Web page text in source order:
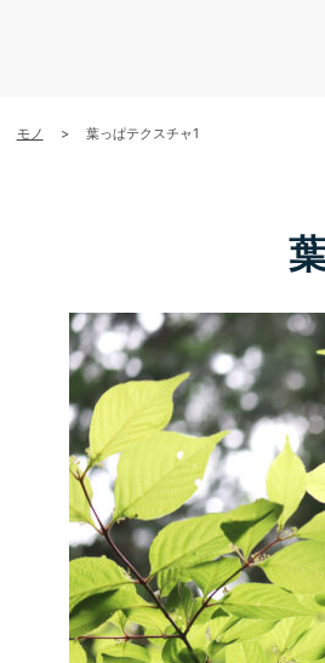
モノ > 葉っぱテクスチャ1